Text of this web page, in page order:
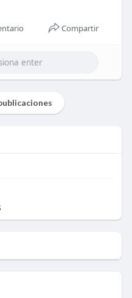
Compartir